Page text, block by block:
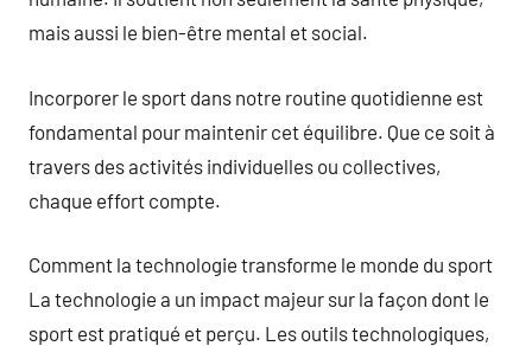
mais aussi le bien-être mental et social.
Incorporer le sport dans notre routine quotidienne est
fondamental pour maintenir cet équilibre. Que ce soit à
travers des activités individuelles ou collectives,
chaque effort compte.
Comment la technologie transforme le monde du sport
La technologie a un impact majeur sur la façon dont le
sport est pratiqué et perçu. Les outils technologiques,